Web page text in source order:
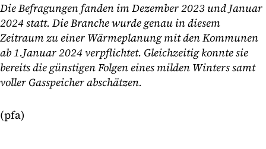
Die Befragungen fanden im Dezember 2023 und Januar
2024 statt. Die Branche wurde genau in diesem
Zeitraum zu einer Wärmeplanung mit den Kommunen
ab 1.Januar 2024 verpflichtet. Gleichzeitig konnte sie
bereits die günstigen Folgen eines milden Winters samt
voller Gasspeicher abschätzen.
(pfa)